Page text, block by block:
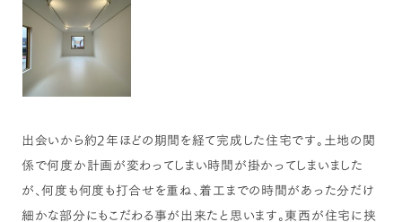
出会いから約2年ほどの期間を経て完成した住宅です。土地の関
係で何度か計画が変わってしまい時間が掛かってしまいました
が、何度も何度も打合せを重ね、着工までの時間があった分だけ
細かな部分にもこだわる事が出来たと思います。東西が住宅に挟